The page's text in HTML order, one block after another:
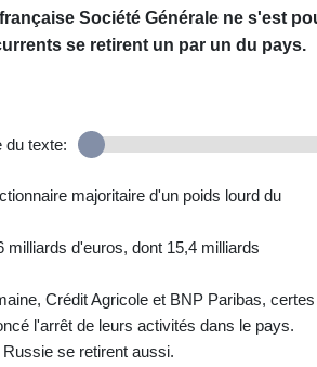
Société Générale ne s'est
se retirent un par un du pays.
du texte:
majoritaire d'un poids lourd du
milliards d'euros, dont 15,4 milliards
Crédit Agricole et BNP Paribas, certes
l'arrêt de leurs activités dans le pays.
se retirent aussi.